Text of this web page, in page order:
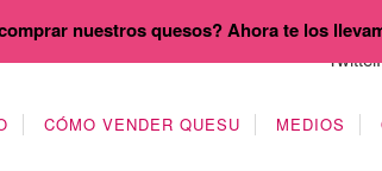
CÓMO VENDER QUESU MEDIOS
nuestros quesos? Ahora te los